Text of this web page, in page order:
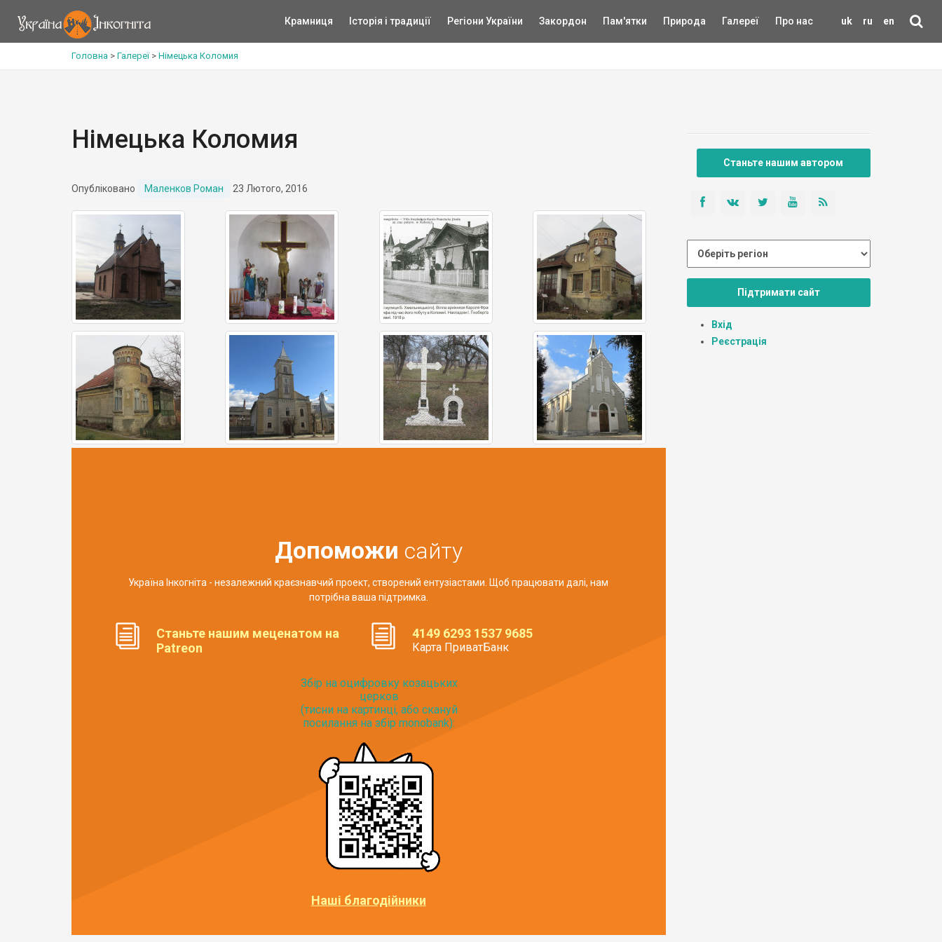
uk ru en
Крамниця Історія і традиції Регіони України Закордон Пам'ятки Природа Галереї Про нас
Головна > Галереї> Німецька Коломия
Німецька Коломия
Опубліковано Маленков Роман 23 Лютого, 2016
Допоможи сайту
Україна Інкогніта - незалежний краєзнавчий проект, створений ентузіастами. Щоб працювати далі, нам
потрібна ваша підтримка.
Станьте нашим меценатом на
Patreon
4149 6293 1537 9685
Карта ПриватБанк
Збір на оцифровку козацьких
церков
(тисни на картинці, або скануй
посилання на збір monobank):
Наші благодійники
Станьте нашим автором
Підтримати сайт
Вхід
Реєстрація